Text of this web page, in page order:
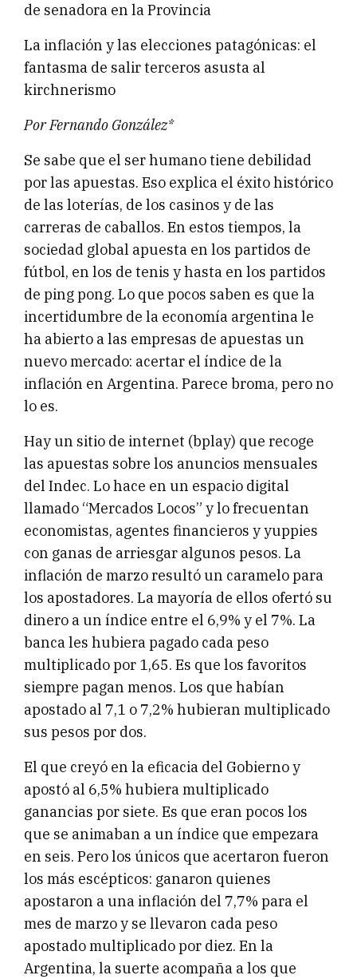
de senadora en la Provincia
La inflación y las elecciones patagónicas: el
fantasma de salir terceros asusta al
kirchnerismo
Por Fernando González*
Se sabe que el ser humano tiene debilidad
por las apuestas. Eso explica el éxito histórico
de las loterías, de los casinos y de las
carreras de caballos. En estos tiempos, la
sociedad global apuesta en los partidos de
fútbol, en los de tenis y hasta en los partidos
de ping pong. Lo que pocos saben es que la
incertidumbre de la economía argentina le
ha abierto a las empresas de apuestas un
nuevo mercado: acertar el índice de la
inflación en Argentina. Parece broma, pero no
lo es.
Hay un sitio de internet (bplay) que recoge
las apuestas sobre los anuncios mensuales
del Indec. Lo hace en un espacio digital
llamado “Mercados Locos” y lo frecuentan
economistas, agentes financieros y yuppies
con ganas de arriesgar algunos pesos. La
inflación de marzo resultó un caramelo para
los apostadores. La mayoría de ellos ofertó su
dinero a un índice entre el 6,9% y el 7%. La
banca les hubiera pagado cada peso
multiplicado por 1,65. Es que los favoritos
siempre pagan menos. Los que habían
apostado al 7,1 o 7,2% hubieran multiplicado
sus pesos por dos.
El que creyó en la eficacia del Gobierno y
apostó al 6,5% hubiera multiplicado
ganancias por siete. Es que eran pocos los
que se animaban a un índice que empezara
en seis. Pero los únicos que acertaron fueron
los más escépticos: ganaron quienes
apostaron a una inflación del 7,7% para el
mes de marzo y se llevaron cada peso
apostado multiplicado por diez. En la
Argentina, la suerte acompaña a los que